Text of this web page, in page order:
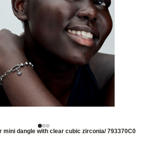
mini dangle with clear cubic zirconia/ 793370C0